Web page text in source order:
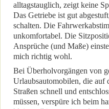
alltagstauglich, zeigt keine
Das Getriebe ist gut
schalten. Die
unkomfortabel. Die
Ansprüche (und Maße)
mich richtig wohl.
Bei Überholvorgängen von
Urlaubsautomobilen, die auf
Straßen schnell und
müssen, verspüre ich beim